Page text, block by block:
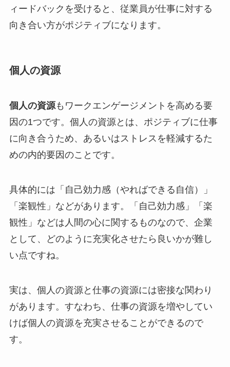
ィードバックを受けると、従業員が仕事に対する
向き合い方がポジティブになります。
個人の資源
個人の資源もワークエンゲージメントを高める要
因の1つです。個人の資源とは、ポジティブに仕事
に向き合うため、あるいはストレスを軽減するた
めの内的要因のことです。
具体的には「自己効力感（やればできる自信）」
「楽観性」などがあります。「自己効力感」「楽
観性」などは人間の心に関するものなので、企業
として、どのように充実化させたら良いかが難し
い点ですね。
実は、個人の資源と仕事の資源には密接な関わり
があります。すなわち、仕事の資源を増やしてい
けば個人の資源を充実させることができるので
す。